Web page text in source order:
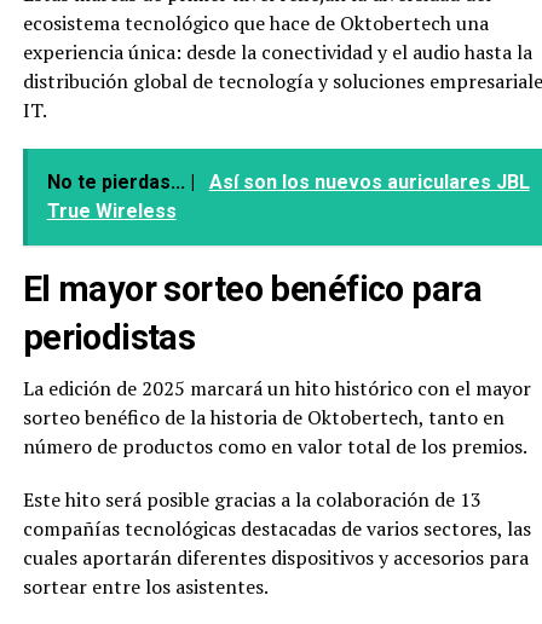
ecosistema tecnológico que hace de Oktobertech una
experiencia única: desde la conectividad y el audio hasta la
distribución global de tecnología y soluciones
IT.
No te pierdas... |
Así son los nuevos auriculares JBL
True Wireless
El mayor sorteo benéfico para
periodistas
La edición de 2025 marcará un hito histórico con el mayor
sorteo benéfico de la historia de Oktobertech, tanto en
número de productos como en valor total de los premios.
Este hito será posible gracias a la colaboración de 13
compañías tecnológicas destacadas de varios sectores, las
cuales aportarán diferentes dispositivos y accesorios para
sortear entre los asistentes.